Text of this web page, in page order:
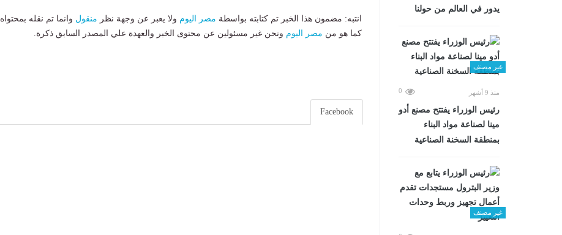
يدور في العالم من حولنا
غير مصنف
منذ 9 أشهر 0
رئيس الوزراء يفتتح مصنع أدو
مينا لصناعة مواد البناء
بمنطقة السخنة الصناعية
غير مصنف
انتبه: مضمون هذا الخبر تم كتابته بواسطة مصر اليوم ولا يعبر عن وجهة نظر منقول وانما تم نقله بمحتواه
كما هو من مصر اليوم ونحن غير مسئولين عن محتوى الخبر والعهدة علي المصدر السابق ذكرة.
Facebook